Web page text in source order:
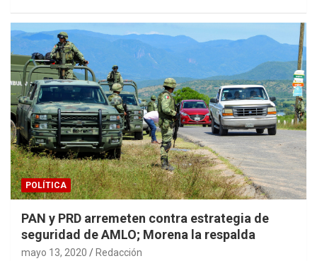
POLÍTICA
PAN y PRD arremeten contra estrategia de
seguridad de AMLO; Morena la respalda
mayo 13, 2020 Redacción